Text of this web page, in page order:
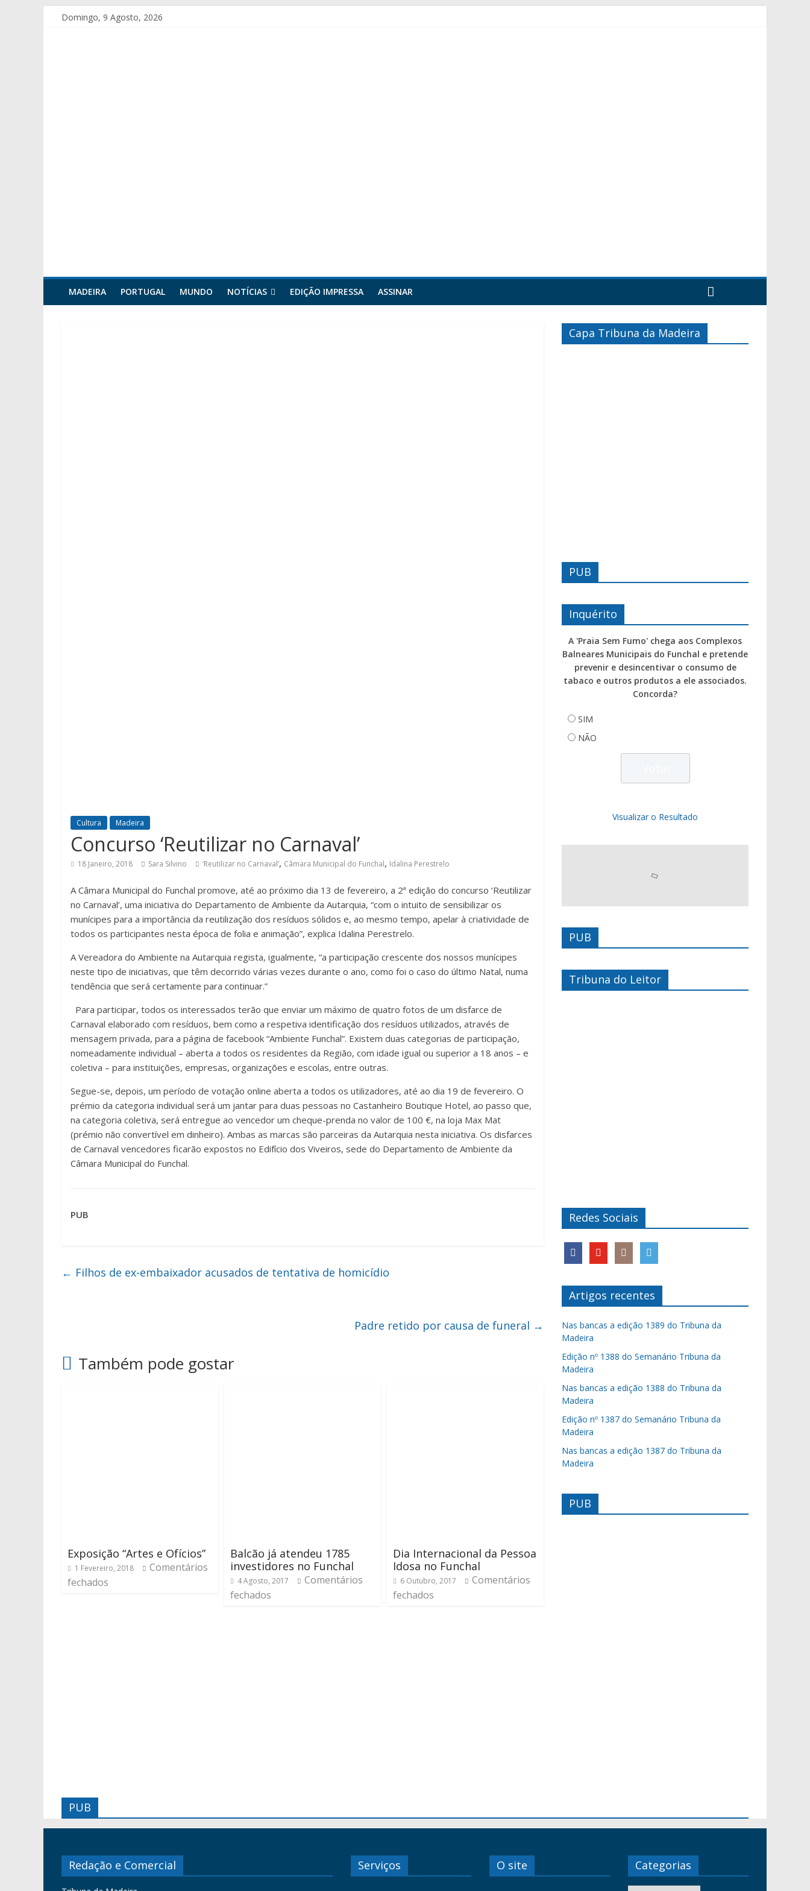
Domingo, 9 Agosto, 2026
MADEIRA PORTUGAL MUNDO NOTÍCIAS EDIÇÃO IMPRESSA ASSINAR
Cultura Madeira
Concurso ‘Reutilizar no Carnaval’
18 Janeiro, 2018 Sara Silvino ‘Reutilizar no Carnaval’, Câmara Municipal do Funchal, Idalina Perestrelo
A Câmara Municipal do Funchal promove, até ao próximo dia 13 de fevereiro, a 2ª edição do concurso ‘Reutilizar
no Carnaval’, uma iniciativa do Departamento de Ambiente da Autarquia, “com o intuito de sensibilizar os
munícipes para a importância da reutilização dos resíduos sólidos e, ao mesmo tempo, apelar à criatividade de
todos os participantes nesta época de folia e animação”, explica Idalina Perestrelo.
A Vereadora do Ambiente na Autarquia regista, igualmente, “a participação crescente dos nossos munícipes
neste tipo de iniciativas, que têm decorrido várias vezes durante o ano, como foi o caso do último Natal, numa
tendência que será certamente para continuar.”
Para participar, todos os interessados terão que enviar um máximo de quatro fotos de um disfarce de
Carnaval elaborado com resíduos, bem como a respetiva identificação dos resíduos utilizados, através de
mensagem privada, para a página de facebook “Ambiente Funchal”. Existem duas categorias de participação,
nomeadamente individual – aberta a todos os residentes da Região, com idade igual ou superior a 18 anos – e
coletiva – para instituições, empresas, organizações e escolas, entre outras.
Segue-se, depois, um período de votação online aberta a todos os utilizadores, até ao dia 19 de fevereiro. O
prémio da categoria individual será um jantar para duas pessoas no Castanheiro Boutique Hotel, ao passo que,
na categoria coletiva, será entregue ao vencedor um cheque-prenda no valor de 100 €, na loja Max Mat
(prémio não convertível em dinheiro). Ambas as marcas são parceiras da Autarquia nesta iniciativa. Os disfarces
de Carnaval vencedores ficarão expostos no Edifício dos Viveiros, sede do Departamento de Ambiente da
Câmara Municipal do Funchal.
PUB
← Filhos de ex-embaixador acusados de tentativa de homicídio
Padre retido por causa de funeral →
Também pode gostar
Exposição “Artes e Ofícios”
1 Fevereiro, 2018
Comentários
fechados
Balcão já atendeu 1785
investidores no Funchal
4 Agosto, 2017
Comentários
fechados
Dia Internacional da Pessoa
Idosa no Funchal
6 Outubro, 2017
Comentários
fechados
Capa Tribuna da Madeira
PUB
Inquérito
A 'Praia Sem Fumo' chega aos Complexos
Balneares Municipais do Funchal e pretende
prevenir e desincentivar o consumo de
tabaco e outros produtos a ele associados.
Concorda?
SIM
NÃO
Visualizar o Resultado
PUB
Tribuna do Leitor
Redes Sociais
Artigos recentes
Nas bancas a edição 1389 do Tribuna da
Madeira
Edição nº 1388 do Semanário Tribuna da
Madeira
Nas bancas a edição 1388 do Tribuna da
Madeira
Edição nº 1387 do Semanário Tribuna da
Madeira
Nas bancas a edição 1387 do Tribuna da
Madeira
PUB
PUB
Redação e Comercial Serviços O site Categorias